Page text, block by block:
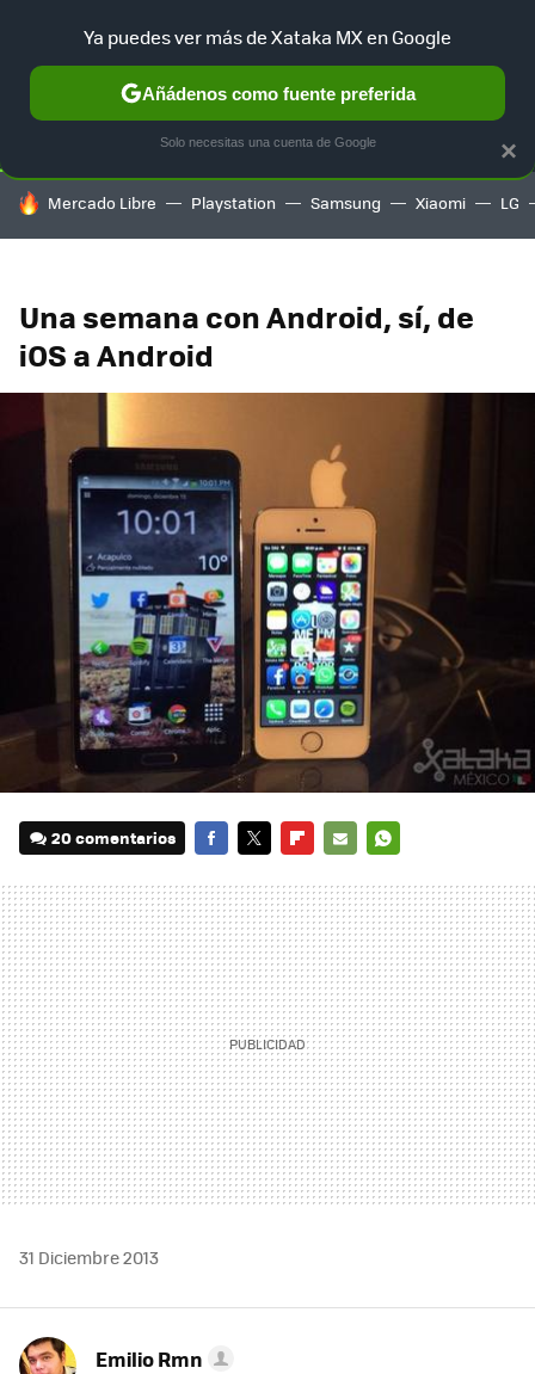
SELECCIÓN GAMING HOME AUTO TERRITORIO
HOY SE HABLA DE
Mercado Libre Playstation Samsung Xiaomi LG
Una semana con Android, sí, de
iOS a Android
20 comentarios
MAIL
31 Diciembre 2013
Emilio Rmn
×
Ya puedes ver más de Xataka MX en Google
Añádenos como fuente preferida
Solo necesitas una cuenta de Google